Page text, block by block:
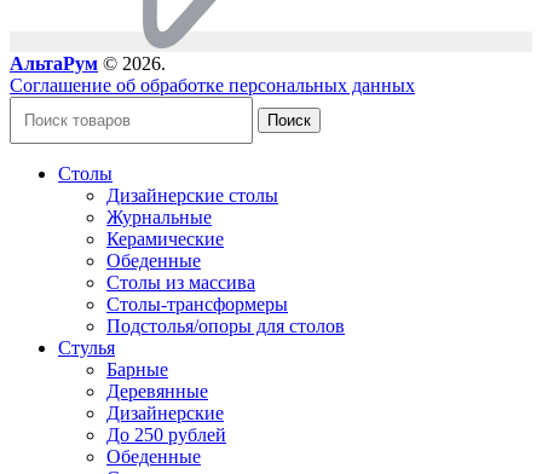
АльтаРум © 2026.
Соглашение об обработке персональных данных
Поиск
Столы
Дизайнерские столы
Журнальные
Керамические
Обеденные
Столы из массива
Столы-трансформеры
Подстолья/опоры для столов
Стулья
Барные
Деревянные
Дизайнерские
До 250 рублей
Обеденные